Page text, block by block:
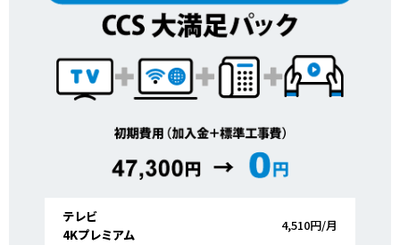
テレビ
4Kプレミアム
4,510円/月